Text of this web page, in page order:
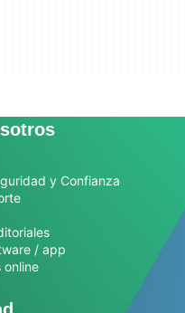
y Confianza
/ app
online